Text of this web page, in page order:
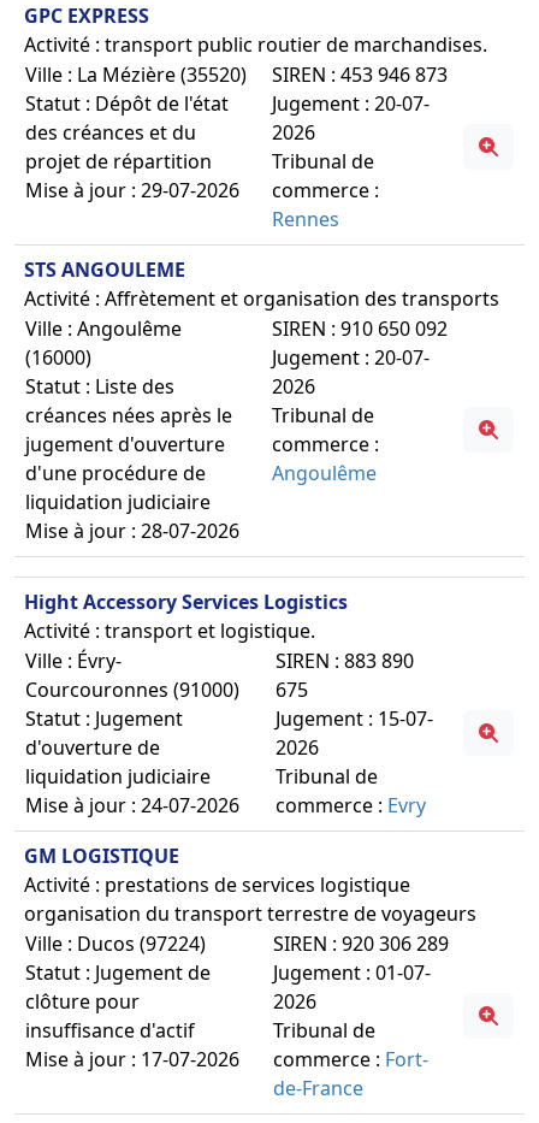
GPC EXPRESS
Activité : transport public routier de marchandises.
Ville : La Mézière (35520)
Statut : Dépôt de l'état
des créances et du
projet de répartition
Mise à jour : 29-07-2026
SIREN : 453 946 873
Jugement : 20-07-
2026
Tribunal de
commerce :
Rennes
STS ANGOULEME
Activité : Affrètement et organisation des transports
Ville : Angoulême
(16000)
Statut : Liste des
créances nées après le
jugement d'ouverture
d'une procédure de
liquidation judiciaire
Mise à jour : 28-07-2026
SIREN : 910 650 092
Jugement : 20-07-
2026
Tribunal de
commerce :
Angoulême
Hight Accessory Services Logistics
Activité : transport et logistique.
Ville : Évry-
Courcouronnes (91000)
Statut : Jugement
d'ouverture de
liquidation judiciaire
Mise à jour : 24-07-2026
SIREN : 883 890
675
Jugement : 15-07-
2026
Tribunal de
commerce : Evry
GM LOGISTIQUE
Activité : prestations de services logistique
organisation du transport terrestre de voyageurs
Ville : Ducos (97224)
Statut : Jugement de
clôture pour
insuffisance d'actif
Mise à jour : 17-07-2026
SIREN : 920 306 289
Jugement : 01-07-
2026
Tribunal de
commerce : Fort-
de-France